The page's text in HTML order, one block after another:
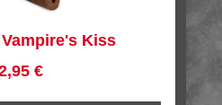
Kiss
Preis:
€